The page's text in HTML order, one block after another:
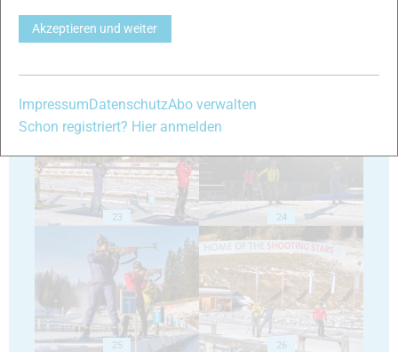
23 24
25 26
Akzeptieren und weiter
ImpressumDatenschutzAbo verwalten
Schon registriert? Hier anmelden